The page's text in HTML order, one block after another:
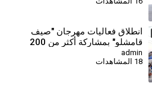
انطلاق فعاليات مهرجان "صيف
قامشلو" بمشاركة أكثر من 200
شركة
admin
18 المشاهدات